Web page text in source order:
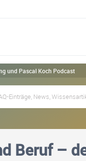
und Pascal Koch Podcast
Beruf –